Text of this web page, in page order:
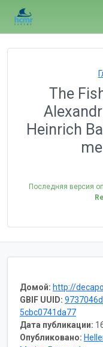
The
Heinrich
Последняя версия
Домой: http://
GBIF UUID:
5cbc0741da77
Дата публикации:
Опубликовано: